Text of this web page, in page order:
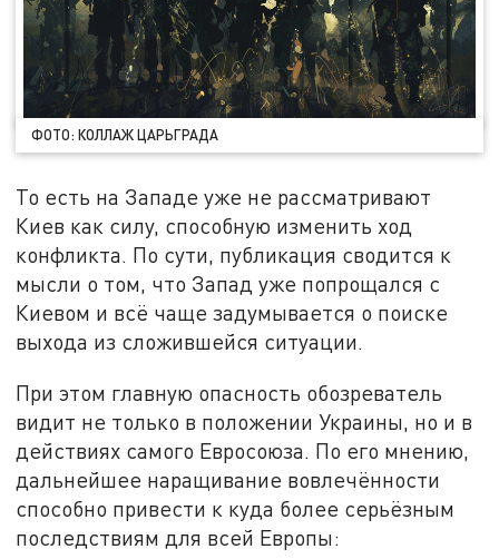
ФОТО: КОЛЛАЖ ЦАРЬГРАДА
То есть на Западе уже не рассматривают
Киев как силу, способную изменить ход
конфликта. По сути, публикация сводится к
мысли о том, что Запад уже попрощался с
Киевом и всё чаще задумывается о поиске
выхода из сложившейся ситуации.
При этом главную опасность обозреватель
видит не только в положении Украины, но и в
действиях самого Евросоюза. По его мнению,
дальнейшее наращивание вовлечённости
способно привести к куда более серьёзным
последствиям для всей Европы: